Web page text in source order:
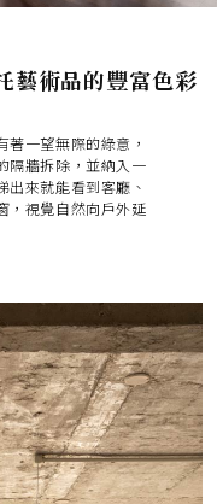
藝術品的豐富色彩
一望無際的綠意，
隔牆拆除，並納入一
出來就能看到客廳、
，視覺自然向戶外延